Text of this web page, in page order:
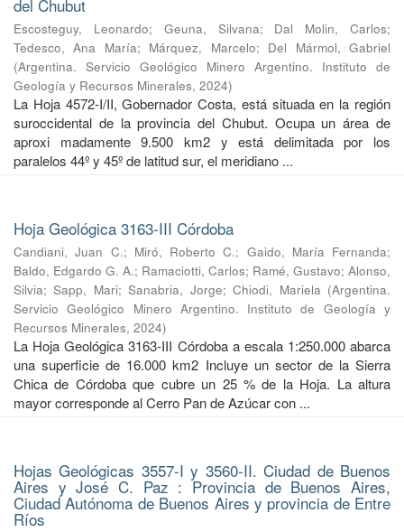
del Chubut
Escosteguy, Leonardo; Geuna, Silvana; Dal Molin, Carlos;
Tedesco, Ana María; Márquez, Marcelo; Del Mármol, Gabriel
(Argentina. Servicio Geológico Minero Argentino. Instituto de
Geología y Recursos Minerales, 2024)
La Hoja 4572-I/II, Gobernador Costa, está situada en la región
suroccidental de la provincia del Chubut. Ocupa un área de
aproxi madamente 9.500 km2 y está delimitada por los
paralelos 44º y 45º de latitud sur, el meridiano ...
Hoja Geológica 3163-III Córdoba
Candiani, Juan C.; Miró, Roberto C.; Gaido, María Fernanda;
Baldo, Edgardo G. A.; Ramaciotti, Carlos; Ramé, Gustavo; Alonso,
Silvia;Sapp, Mari;Sanabria, Jorge;Chiodi, Mariela (Argentina.
Servicio Geológico Minero Argentino. Instituto de Geología y
Recursos Minerales, 2024)
La Hoja Geológica 3163-III Córdoba a escala 1:250.000 abarca
una superficie de 16.000 km2 Incluye un sector de la Sierra
Chica de Córdoba que cubre un 25 % de la Hoja. La altura
mayor corresponde al Cerro Pan de Azúcar con ...
Hojas Geológicas 3557-I y 3560-II. Ciudad de Buenos
Aires y José C. Paz : Provincia de Buenos Aires,
Ciudad Autónoma de Buenos Aires y provincia de Entre
Ríos